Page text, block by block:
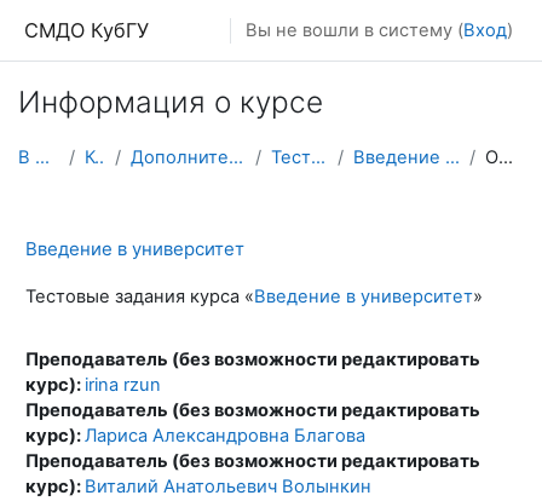
СМДО КубГУ Вы не вошли в систему (Вход)
Информация о курсе
В начало Курсы Дополнительные ресурсы Тестирования Введение в университет Описание
Введение в университет
Тестовые задания курса «Введение в университет»
Преподаватель (без возможности редактировать
курс): irina rzun
Преподаватель (без возможности редактировать
курс):Лариса Александровна Благова
Преподаватель (без возможности редактировать
курс): Виталий Анатольевич Волынкин